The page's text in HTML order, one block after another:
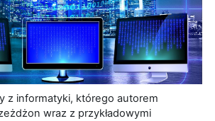
z informatyki, którego autorem
wraz z przykładowymi